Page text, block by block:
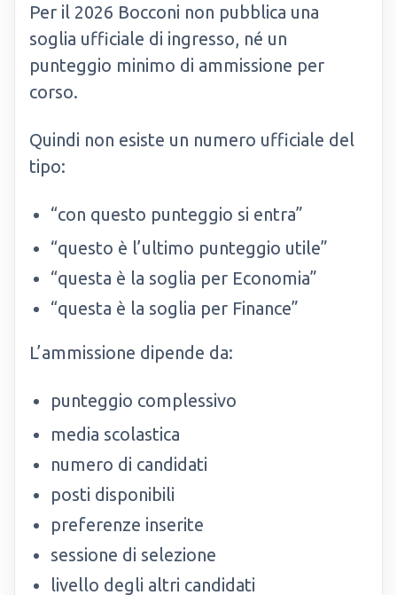
Per il 2026 Bocconi non pubblica una
soglia ufficiale di ingresso, né un
punteggio minimo di ammissione per
corso.
Quindi non esiste un numero ufficiale del
tipo:
“con questo punteggio si entra”
“questo è l’ultimo punteggio utile”
“questa è la soglia per Economia”
“questa è la soglia per Finance”
L’ammissione dipende da:
punteggio complessivo
media scolastica
numero di candidati
posti disponibili
preferenze inserite
sessione di selezione
livello degli altri candidati